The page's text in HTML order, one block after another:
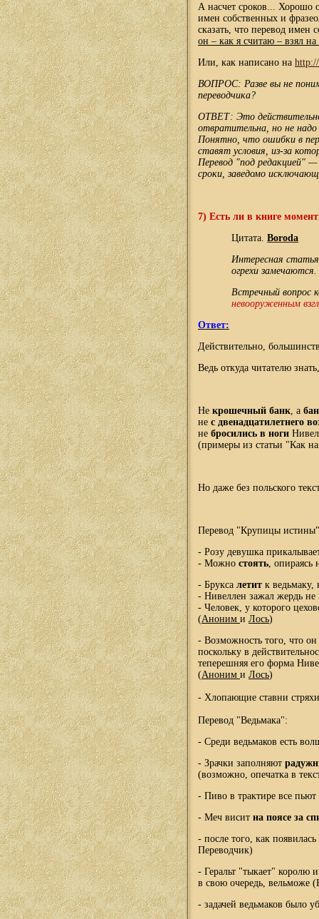
А насчет сроков... Хорошо
имен собственных и
сказать, что перевод
он – как я считаю – взял на
Или, как написано на
ВОПРОС: Разве вы не
переводчика?
ОТВЕТ: Это
отвратительна, но не надо
Понятно, что ошибки в
ставят условия, из-за
Перевод "под редакцией"
сроки, заведомо
7) Есть ли в книге
Цитата.Boroda
Интересная
огрехи
Встречный вопрос
невооруженным
Ответ:
Действительно,
Ведь откуда читателю
Не крошечный банк , а
не с двенадцатилетнего
не бросились в ноги
(примеры из статьи "Как
Но даже без польского
Перевод "Крупицы
- Розу девушка
- Можно стоять , опираясь
- Брукса летит к ведьмаку,
- Нивеллен зажал жердь не
- Человек, у которого
(Аноним и Лось)
- Возможность того, что он
поскольку в
теперешняя его форма
(Аноним и Лось)
- Хлопающие ставни
Перевод "Ведьмака":
- Среди ведьмаков есть
- Зрачки заполняют
(возможно, опечатка в
- Пиво в трактире все
- Меч висит на поясе за
- после того, как
Переводчик)
- Геральт "тыкает" королю
в свою очередь, вельможе
- задачей ведьмаков было